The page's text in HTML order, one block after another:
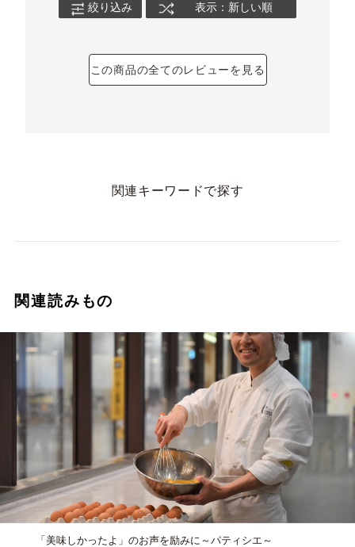
絞り込み 表示：新しい順
この商品の全てのレビューを見る
関連キーワードで探す
関連読みもの
「美味しかったよ」のお声を励みに～パティシエ～